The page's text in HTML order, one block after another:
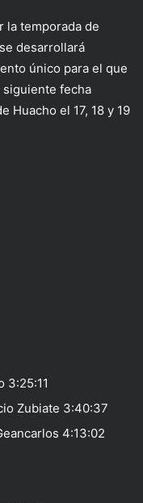
la temporada de
desarrollará
único para el que
siguiente fecha
Huacho el 17, 18 y 19
3:25:11
Zubiate 3:40:37
4:13:02